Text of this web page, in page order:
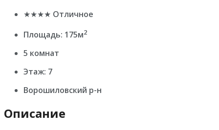
★★★★ Отличное
Площадь: 175м2
5 комнат
Этаж: 7
Ворошиловский р-н
Описание